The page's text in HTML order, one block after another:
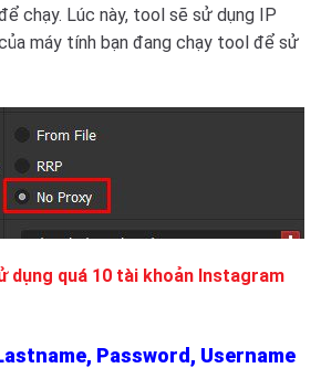
chạy. Lúc này, tool sẽ sử dụng IP
máy tính bạn đang chạy tool để sử
dụng quá 10 tài khoản Instagram
Password, Username